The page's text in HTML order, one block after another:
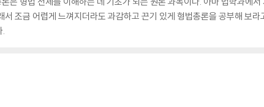
조금 어렵게 느껴지더라도 과감하고 끈기 있게 형법총론을 공부해 보라
.